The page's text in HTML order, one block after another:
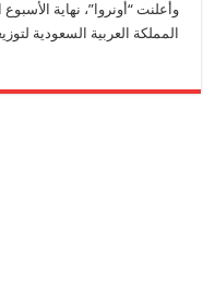
المملكة العربية السعودية